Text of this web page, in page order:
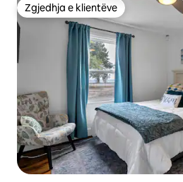
Zgjedhja e klientëve
Zgjedhja e klientëve